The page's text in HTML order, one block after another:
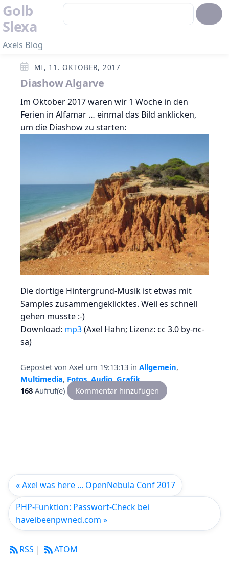
Golb
Slexa
Axels Blog
MI, 11. OKTOBER, 2017
Diashow Algarve
Im Oktober 2017 waren wir 1 Woche in den
Ferien in Alfamar … einmal das Bild anklicken,
um die Diashow zu starten:
Die dortige Hintergrund-Musik ist etwas mit
Samples zusammengeklicktes. Weil es schnell
gehen musste :-)
Download: mp3(Axel Hahn; Lizenz: cc 3.0 by-nc-
sa)
Gepostet von Axel um 19:13:13 in Allgemein,
Multimedia, Fotos,Audio,Grafik
168 Aufruf(e) Kommentar hinzufügen
PHP-Funktion: Passwort-Check bei
haveibeenpwned.com »
« Axel was here ... OpenNebula Conf 2017
RSS | ATOM